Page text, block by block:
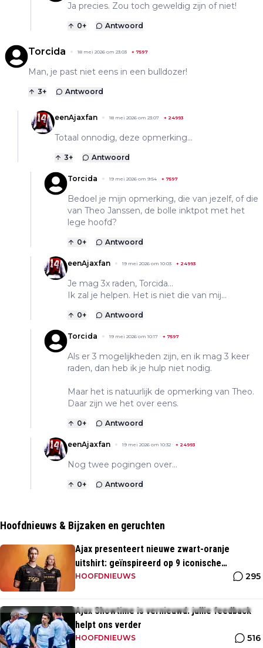
Ja precies. Zou toch geweldig zijn of niet!
0+ Antwoord
Torcida 18 mei 2026 om 23:03 + 7597
Man, je past niet eens in een bulldozer!
3+ Antwoord
eenAjaxfan 18 mei 2026 om 23:07 + 24993
Totaal onnodig, deze opmerking...
3+ Antwoord
Torcida 19 mei 2026 om 9:54 + 7597
Bedoel je mijn opmerking, die van jezelf, of die
van Theo Janssen, de bolle inktpot met het
lege hoofd?
0+ Antwoord
eenAjaxfan 19 mei 2026 om 10:03 + 24993
Je mag 3x raden, Torcida...
Ik zal je helpen. Het is niet die van mij...
0+ Antwoord
Torcida 19 mei 2026 om 10:17 + 7597
Als er 3 mogelijkheden zijn, en ik mag 3 keer
raden, dan heb ik je hulp niet nodig.
Maar het is natuurlijk de opmerking van Theo.
Daar zijn we het over eens.
0+ Antwoord
eenAjaxfan 19 mei 2026 om 10:32 + 24993
Nog twee pogingen over...
0+ Antwoord
Hoofdnieuws & Bijzaken en geruchten
Ajax presenteert nieuwe zwart-oranje
uitshirt: geïnspireerd op 9 iconische
momenten uit clubhistorie
HOOFDNIEUWS 295
Ajax Showtime is vernieuwd: jullie feedback
helpt ons verder
HOOFDNIEUWS 516